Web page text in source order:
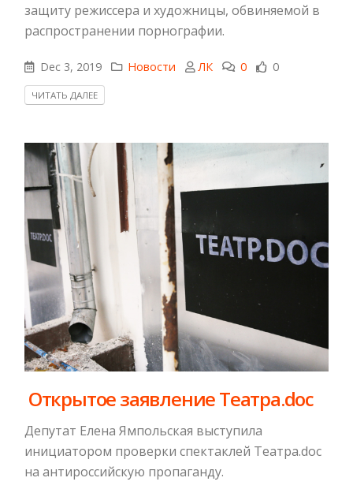
защиту режиссера и художницы, обвиняемой в
распространении порнографии.
Dec 3, 2019 Новости ЛК 0 0
ЧИТАТЬ ДАЛЕЕ
​ Открытое заявление Театра.doc
Депутат Елена Ямпольская выступила
инициатором проверки спектаклей Театра.doc
на антироссийскую пропаганду.